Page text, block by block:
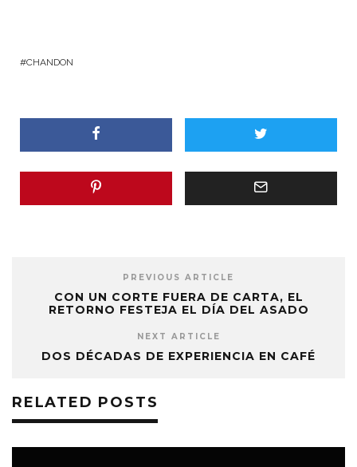
CHANDON
PREVIOUS ARTICLE
CON UN CORTE FUERA DE CARTA, EL
RETORNO FESTEJA EL DÍA DEL ASADO
NEXT ARTICLE
DOS DÉCADAS DE EXPERIENCIA EN CAFÉ
RELATED POSTS